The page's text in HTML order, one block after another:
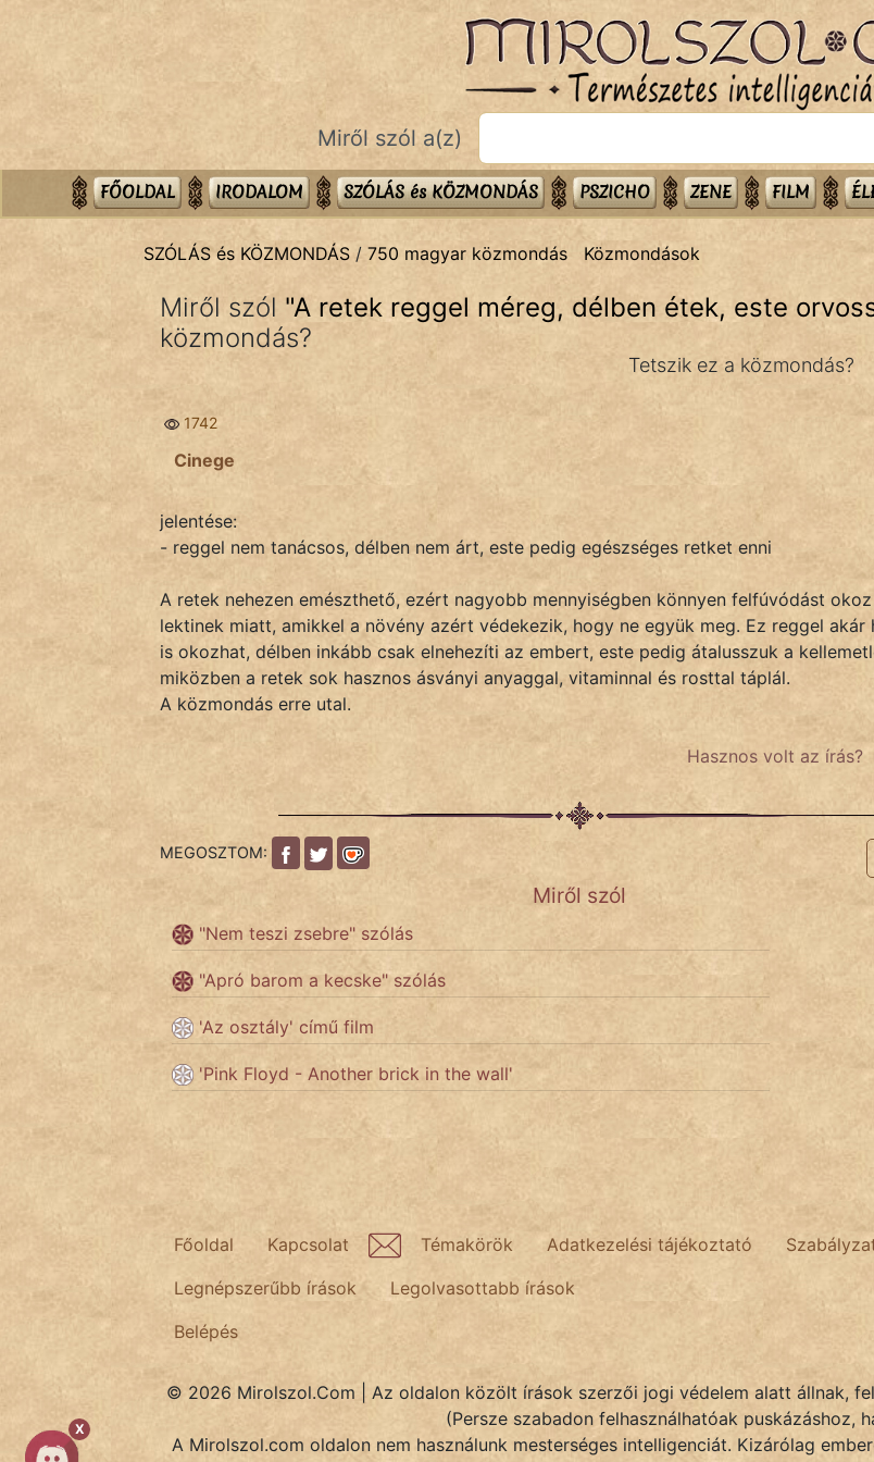
X
Bibliai
Közmondások
Szóláscsoportok
KÖZMONDÁS
FILM
Népszerű szerzőink:
fantom
Láron Ádám
nagyöreg
Miről szól a(z)
FŐOLDAL IRODALOM SZÓLÁS és KÖZMONDÁS PSZICHO ZENE FILM
SZÓLÁS és KÖZMONDÁS / 750 magyar közmondás Közmondások
Miről szól "A retek reggel méreg, délben étek, este
közmondás?
Tetszik ez a közmondás?
1742
Cinege
jelentése:
- reggel nem tanácsos, délben nem árt, este pedig egészséges retket enni
A retek nehezen emészthető, ezért nagyobb mennyiségben könnyen felfúvódást
lektinek miatt, amikkel a növény azért védekezik, hogy ne együk meg. Ez reggel akár
is okozhat, délben inkább csak elnehezíti az embert, este pedig átalusszuk a
miközben a retek sok hasznos ásványi anyaggal, vitaminnal és rosttal táplál.
A közmondás erre utal.
Hasznos volt az írás?
MEGOSZTOM:
Miről szól
"Nem teszi zsebre" szólás
"Apró barom a kecske" szólás
'Az osztály' című film
'Pink Floyd - Another brick in the wall'
Főoldal Kapcsolat Témakörök Adatkezelési tájékoztató
Legnépszerűbb írások
Legolvasottabb írások
Belépés
© 2026 Mirolszol.Com | Az oldalon közölt írások szerzői jogi védelem alatt állnak,
(Persze szabadon felhasználhatóak puskázáshoz,
A Mirolszol.com oldalon nem használunk mesterséges intelligenciát. Kizárólag